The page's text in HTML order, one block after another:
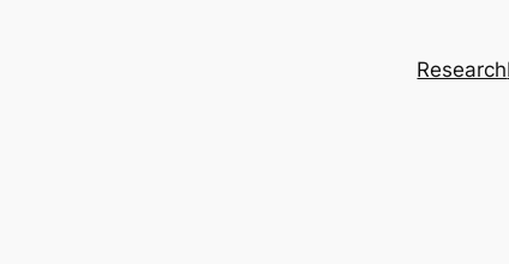
Research